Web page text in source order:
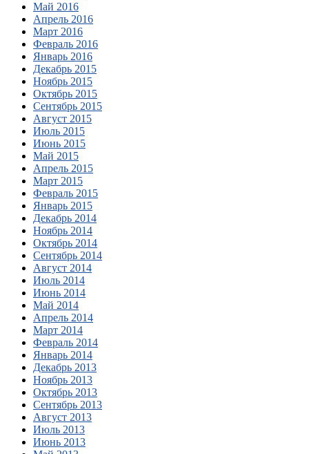
Май 2016
Апрель 2016
Март 2016
Февраль 2016
Январь 2016
Декабрь 2015
Ноябрь 2015
Октябрь 2015
Сентябрь 2015
Август 2015
Июль 2015
Июнь 2015
Май 2015
Апрель 2015
Март 2015
Февраль 2015
Январь 2015
Декабрь 2014
Ноябрь 2014
Октябрь 2014
Сентябрь 2014
Август 2014
Июль 2014
Июнь 2014
Май 2014
Апрель 2014
Март 2014
Февраль 2014
Январь 2014
Декабрь 2013
Ноябрь 2013
Октябрь 2013
Сентябрь 2013
Август 2013
Июль 2013
Июнь 2013